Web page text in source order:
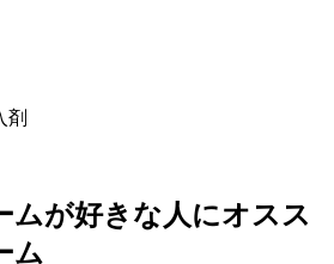
剤
ムが好きな人にオスス
ム